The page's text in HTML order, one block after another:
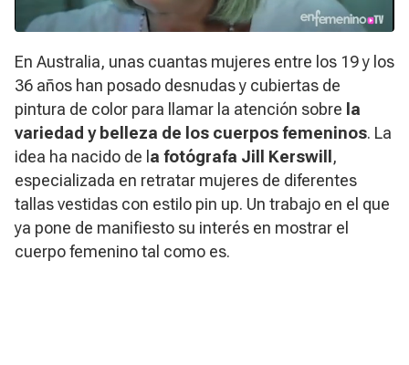
En Australia, unas cuantas mujeres entre los 19 y los
36 años han posado desnudas y cubiertas de
pintura de color para llamar la atención sobre la
variedad y belleza de los cuerpos femeninos. La
idea ha nacido de l a fotógrafa Jill Kerswill ,
especializada en retratar mujeres de diferentes
tallas vestidas con estilo pin up. Un trabajo en el que
ya pone de manifiesto su interés en mostrar el
cuerpo femenino tal como es.